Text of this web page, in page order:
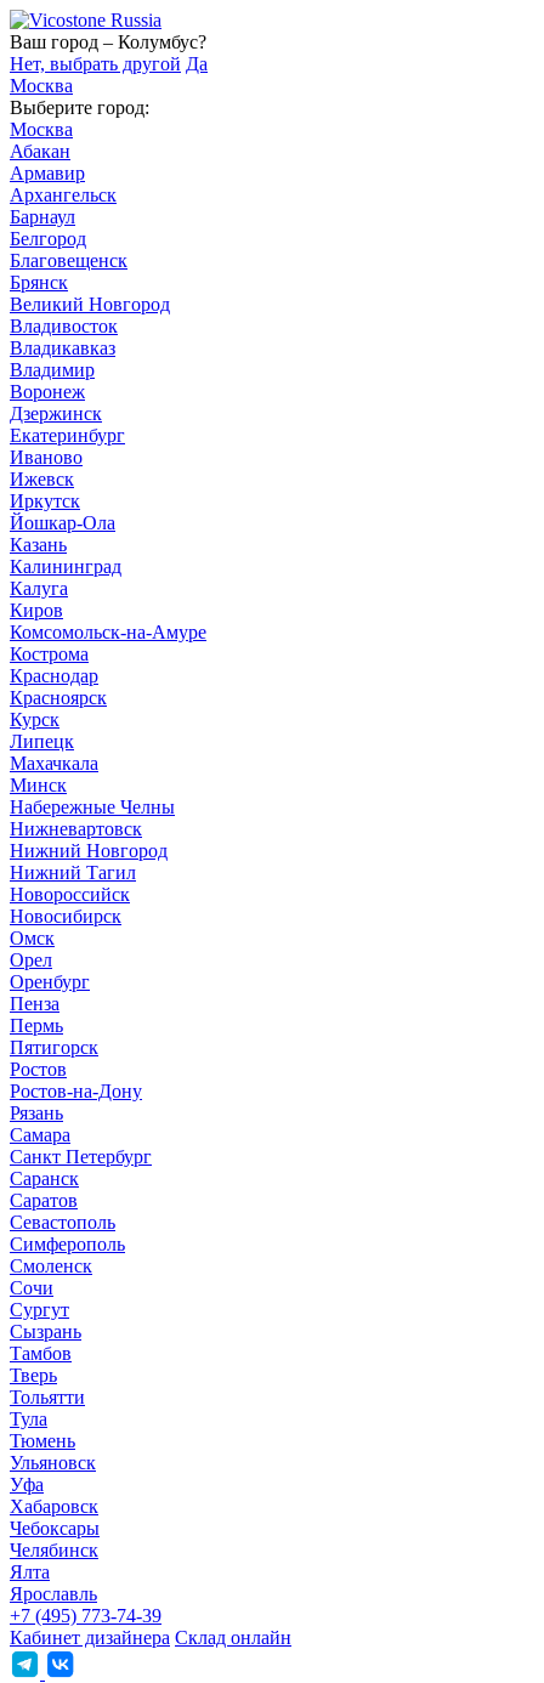
Ваш город – Колумбус?
Нет, выбрать другой Да
Москва
Выберите город:
Москва
Абакан
Армавир
Архангельск
Барнаул
Белгород
Благовещенск
Брянск
Великий Новгород
Владивосток
Владикавказ
Владимир
Воронеж
Дзержинск
Екатеринбург
Иваново
Ижевск
Иркутск
Йошкар-Ола
Казань
Калининград
Калуга
Киров
Комсомольск-на-Амуре
Кострома
Краснодар
Красноярск
Курск
Липецк
Махачкала
Минск
Набережные Челны
Нижневартовск
Нижний Новгород
Нижний Тагил
Новороссийск
Новосибирск
Омск
Орел
Оренбург
Пенза
Пермь
Пятигорск
Ростов
Ростов-на-Дону
Рязань
Самара
Санкт Петербург
Саранск
Саратов
Севастополь
Симферополь
Смоленск
Сочи
Сургут
Сызрань
Тамбов
Тверь
Тольятти
Тула
Тюмень
Ульяновск
Уфа
Хабаровск
Чебоксары
Челябинск
Ялта
Ярославль
+7 (495) 773-74-39
Кабинет дизайнера Склад онлайн